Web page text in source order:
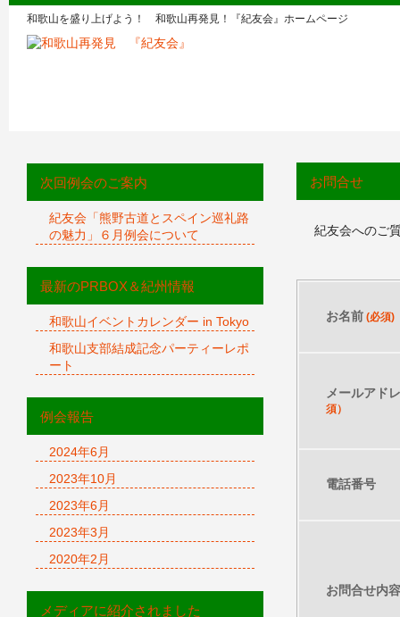
和歌山を盛り上げよう！ 和歌山再発見！『紀友会』ホームページ
お問合せ
紀友会へのご
お名前 (必須)
メールアド
須）
電話番号
お問合せ内容
次回例会のご案内
紀友会「熊野古道とスペイン巡礼路
の魅力」６月例会について
最新のPRBOX＆紀州情報
和歌山イベントカレンダー in Tokyo
和歌山支部結成記念パーティーレポ
ート
例会報告
2024年6月
2023年10月
2023年6月
2023年3月
2020年2月
メディアに紹介されました